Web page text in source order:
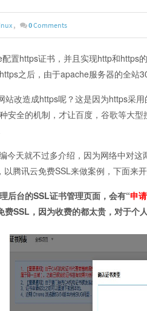
, 0Comments
置https证书，并且实现http和https
之后，由于apache服务器的全站
站改造成https呢？这是因为https采
安全的机制，才让百度，谷歌等大
今天就不过多介绍，因为网络中对
腾讯云免费SSL来做案例，下面来
后台的SSL证书管理页面，会有“申
SSL，因为收费的都太贵，对于个